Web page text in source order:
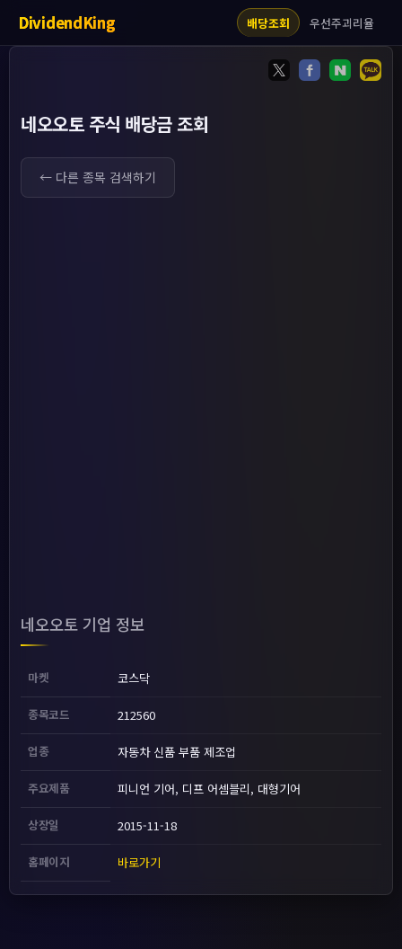
DividendKing 배당조회 우선주괴리율
네오오토 주식 배당금 조회
← 다른 종목 검색하기
네오오토 기업 정보
마켓 코스닥
종목코드 212560
업종 자동차 신품 부품 제조업
주요제품 피니언 기어, 디프 어셈블리, 대형기어
상장일 2015-11-18
홈페이지 바로가기